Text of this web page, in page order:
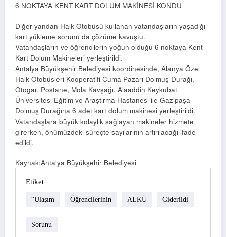
6 NOKTAYA KENT KART DOLUM MAKİNESİ KONDU
Diğer yandan Halk Otobüsü kullanan vatandaşların yaşadığı
kart yükleme sorunu da çözüme kavuştu.
Vatandaşların ve öğrencilerin yoğun olduğu 6 noktaya Kent
Kart Dolum Makineleri yerleştirildi.
Antalya Büyükşehir Belediyesi koordinesinde, Alanya Özel
Halk Otobüsleri Kooperatifi Cuma Pazarı Dolmuş Durağı,
Otogar, Postane, Mola Kavşağı, Alaaddin Keykubat
Üniversitesi Eğitim ve Araştırma Hastanesi ile Gazipaşa
Dolmuş Durağına 6 adet kart dolum makinesi yerleştirildi.
Vatandaşlara büyük kolaylık sağlayan makineler hizmete
girerken, önümüzdeki süreçte sayılarının artırılacağı ifade
edildi.
Kaynak:Antalya Büyükşehir Belediyesi
Etiket
“Ulaşım Öğrencilerinin ALKÜ Giderildi
Sorunu